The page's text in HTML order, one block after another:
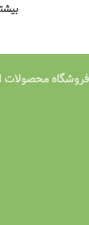
فروشگاه محصولات